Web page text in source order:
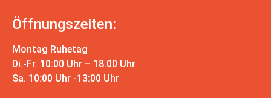
Öffnungszeiten:
Montag Ruhetag
Di.-Fr. 10:00 Uhr – 18.00 Uhr
Sa. 10:00 Uhr -13:00 Uhr